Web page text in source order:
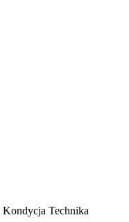
Kondycja Technika